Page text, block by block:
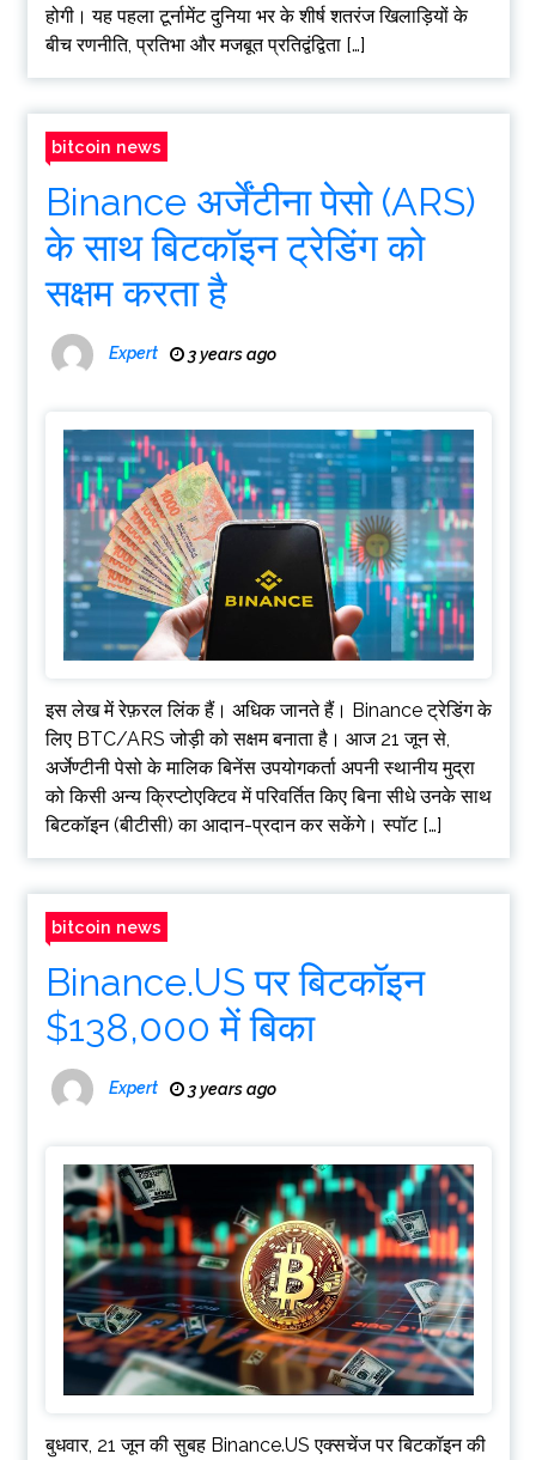
होगी। यह पहला टूर्नामेंट दुनिया भर के शीर्ष शतरंज खिलाड़ियों के
बीच रणनीति, प्रतिभा और मजबूत प्रतिद्वंद्विता […]
bitcoin news
Binance अर्जेंटीना पेसो (ARS)
के साथ बिटकॉइन ट्रेडिंग को
सक्षम करता है
Expert 3 years ago
इस लेख में रेफ़रल लिंक हैं। अधिक जानते हैं। Binance ट्रेडिंग के
लिए BTC/ARS जोड़ी को सक्षम बनाता है। आज 21 जून से,
अर्जेण्टीनी पेसो के मालिक बिनेंस उपयोगकर्ता अपनी स्थानीय मुद्रा
को किसी अन्य क्रिप्टोएक्टिव में परिवर्तित किए बिना सीधे उनके साथ
बिटकॉइन (बीटीसी) का आदान-प्रदान कर सकेंगे। स्पॉट […]
bitcoin news
Binance.US पर बिटकॉइन
$138,000 में बिका
Expert 3 years ago
बुधवार, 21 जून की सुबह Binance.US एक्सचेंज पर बिटकॉइन की